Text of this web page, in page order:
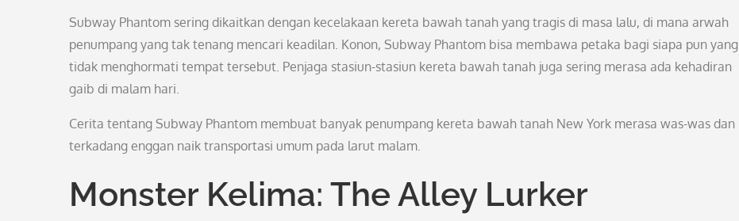
Subway Phantom sering dikaitkan dengan kecelakaan kereta bawah tanah yang tragis di masa lalu, di mana arwah
penumpang yang tak tenang mencari keadilan. Konon, Subway Phantom bisa membawa petaka bagi siapa pun yang
tidak menghormati tempat tersebut. Penjaga stasiun-stasiun kereta bawah tanah juga sering merasa ada kehadiran
gaib di malam hari.
Cerita tentang Subway Phantom membuat banyak penumpang kereta bawah tanah New York merasa was-was dan
terkadang enggan naik transportasi umum pada larut malam.
Monster Kelima: The Alley Lurker